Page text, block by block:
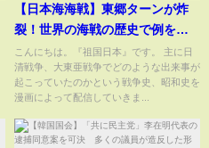
【日本海海戦】東郷ターンが炸
裂！世界の海戦の歴史で例をみ
ない完勝。東郷平八郎の知略と
果敢な決断。丁字戦法。戦争。
日露戦争。大東亜戦争。
こんにちは。『祖国日本』です。 主に日
清戦争、大東亜戦争でどのような出来事が
起こっていたのかという戦争史、昭和史を
漫画によって配信していきま...